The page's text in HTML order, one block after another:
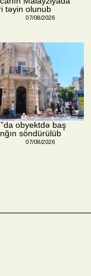
təyin olunub
07/08/2026
obyektdə baş
söndürülüb
07/08/2026